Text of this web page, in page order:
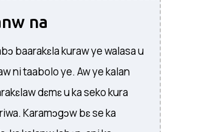
na
baarakɛla kuraw ye walasa u
ni taabolo ye. Aw ye kalan
dɛmɛ u ka seko kura
Karamɔgɔw bɛ se ka